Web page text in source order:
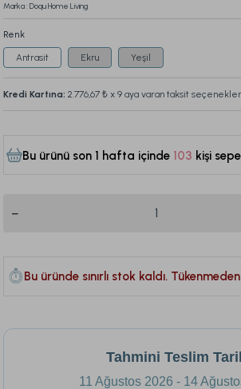
Marka : Doqu Home Living
Renk
Antrasit Ekru Yeşil
Kredi Kartına: 2.776,67 ₺ x 9 aya varan taksit
Bu ürünü son 1 hafta içinde 103 kişi
Bu üründe sınırlı stok kaldı. Tükenmeden
Tahmini Teslim
11 Ağustos 2026 - 14